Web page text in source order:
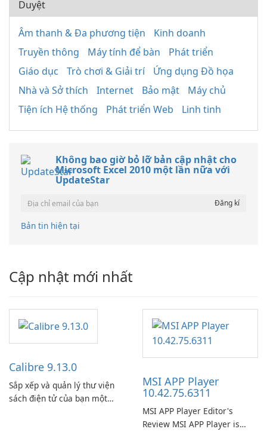
Duyệt
Âm thanh & Đa phương tiện
Kinh doanh
Truyền thông
Máy tính để bàn
Phát triển
Giáo dục
Trò chơi & Giải trí
Ứng dụng Đồ họa
Nhà và Sở thích
Internet Bảo mật
Máy chủ
Tiện ích Hệ thống
Phát triển Web Linh tinh
Không bao giờ bỏ lỡ bản cập nhật cho
Microsoft Excel 2010 một lần nữa với
UpdateStar
Bản tin hiện tại
Cập nhật mới nhất
Calibre 9.13.0
Sắp xếp và quản lý thư viện
sách điện tử của bạn một
MSI APP Player
10.42.75.6311
MSI APP Player Editor's
Review MSI APP Player is